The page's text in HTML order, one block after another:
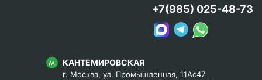
КАНТЕМИРОВСКАЯ
г. Москва, ул. Промышленная, 11Ас47
+7(985) 025-48-73